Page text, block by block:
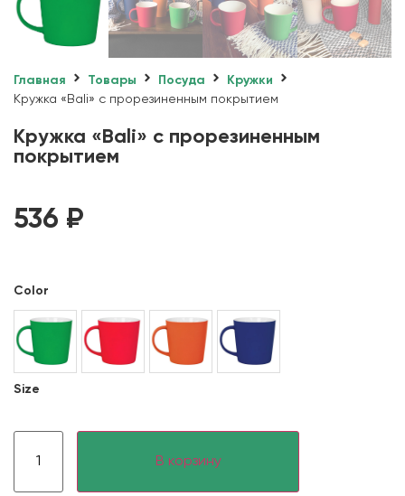
Главная Товары Посуда
Кружки
Кружка «Bali» с прорезиненным покрытием
Кружка «Bali» с прорезиненным
покрытием
536 ₽
Color
Size
В корзину